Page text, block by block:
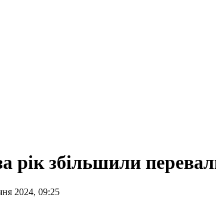
рік збільшили
2024, 09:25